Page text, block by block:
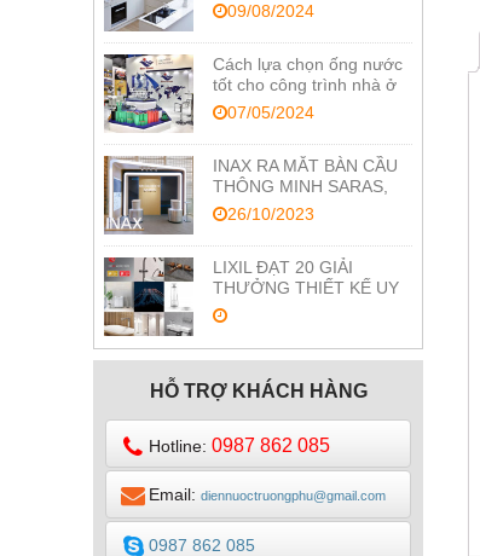
09/08/2024
Cách lựa chọn ống nước
tốt cho công trình nhà ở
07/05/2024
INAX RA MẮT BÀN CẦU
THÔNG MINH SARAS,
TỐI ƯU CÔNG NGHỆ
CHĂM SÓC SỨC KHỎE
26/10/2023
LIXIL ĐẠT 20 GIẢI
THƯỞNG THIẾT KẾ UY
TÍN RED DOT VÀ IF
DESIGN
HỖ TRỢ KHÁCH HÀNG
Hotline: 0987 862 085
Email: diennuoctruongphu@gmail.com
0987 862 085